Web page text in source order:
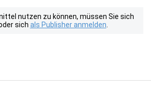
nutzen zu können, müssen Sie sich
sich als Publisher anmelden